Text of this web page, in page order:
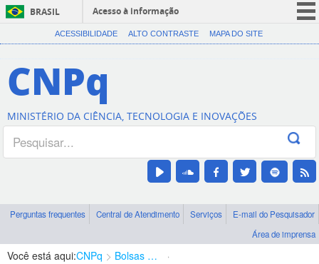
BRASIL
Acesso à informação
CORONAVÍRUS (COVID-19)
Canais
ACESSIBILIDADE ALTO CONTRASTE MAPA DO SITE
CNPq
MINISTÉRIO DA CIÊNCIA, TECNOLOGIA E INOVAÇÕES
Perguntas frequentes Central de Atendimento Serviços
E-mail do Pesquisador
Área de imprensa
Você está aqui:CNPq Bolsas e Auxílios Vigentes